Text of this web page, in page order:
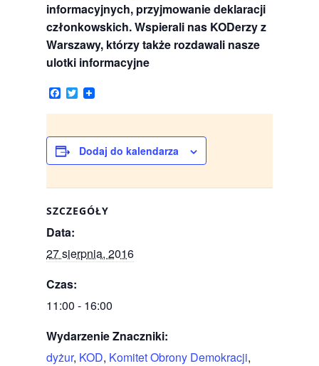
informacyjnych, przyjmowanie deklaracji
członkowskich. Wspierali nas KODerzy z
Warszawy, którzy także rozdawali nasze
ulotki informacyjne
F
a
c
b
o
o
T
w
i
t
e
r
Dodaj do kalendarza
SZCZEGÓŁY
Data:
27 sierpnia, 2016
Czas:
11:00 - 16:00
Wydarzenie Znaczniki:
dyżur, KOD, Komitet Obrony Demokracji,